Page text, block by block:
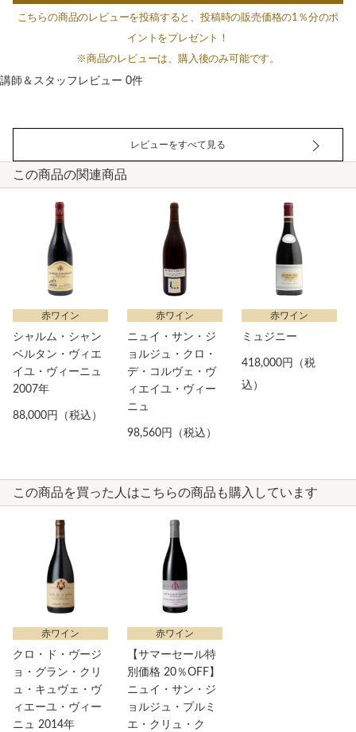
こちらの商品のレビューを投稿すると、投稿時の販売価格の1％分のポ
イントをプレゼント！
※商品のレビューは、購入後のみ可能です。
講師＆スタッフレビュー 0件
レビューをすべて見る
この商品の関連商品
赤ワイン
シャルム・シャン
ベルタン・ヴィエ
イユ・ヴィーニュ
2007年
88,000円（税込）
赤ワイン
ニュイ・サン・ジ
ョルジュ・クロ・
デ・コルヴェ・ヴ
ィエイユ・ヴィー
ニュ
98,560円（税込）
赤ワイン
ミュジニー
418,000円（税
込）
この商品を買った人はこちらの商品も購入しています
赤ワイン
クロ・ド・ヴージ
ョ・グラン・クリ
ュ・キュヴェ・ヴ
ィエーユ・ヴィー
ニュ 2014年
赤ワイン
【サマーセール特
別価格 20％OFF】
ニュイ・サン・ジ
ョルジュ・プルミ
エ・クリュ・ク